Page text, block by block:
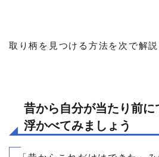
取り柄を見つける方法を次で解説
昔から自分が当たり前
浮かべてみましょう